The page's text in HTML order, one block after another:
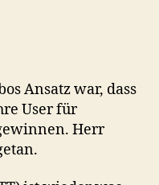
Ansatz war, dass
User für
Herr